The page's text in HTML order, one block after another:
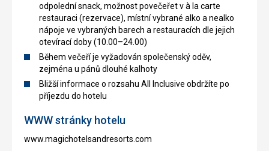
odpolední snack, možnost povečeřet v à la carte
restauraci (rezervace), místní vybrané alko a nealko
nápoje ve vybraných barech a restauracích dle jejich
otevírací doby (10.00–24.00)
Během večeří je vyžadován společenský oděv,
zejména u pánů dlouhé kalhoty
Bližší informace o rozsahu All Inclusive obdržíte po
příjezdu do hotelu
WWW stránky hotelu
www.magichotelsandresorts.com